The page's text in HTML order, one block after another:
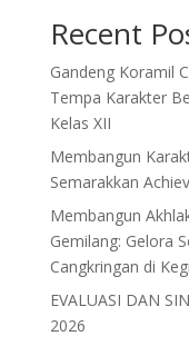
Recent
Gandeng Koramil
Tempa Karakter
Kelas XII
Membangun
Semarakkan
Membangun
Gemilang: Gelora
Cangkringan di
EVALUASI DAN
2026